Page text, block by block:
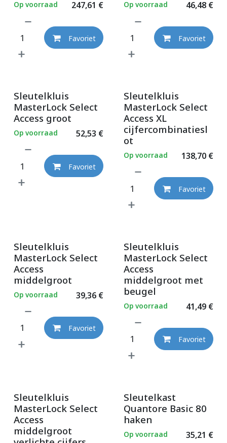
247,61 €
Op voorraad
Favoriet
46,48€
Op voorraad
Favoriet
Sleutelkluis
MasterLock Select
Access groot
52,53 €
Op voorraad
Favoriet
Sleutelkluis
MasterLock Select
Access XL
cijfercombinatiesl
ot
138,70€
Op voorraad
Favoriet
Sleutelkluis
MasterLock Select
Access
middelgroot
39,36€
Op voorraad
Favoriet
Sleutelkluis
MasterLock Select
Access
middelgroot met
beugel
41,49€
Op voorraad
Favoriet
Sleutelkluis
MasterLock Select
Access
middelgroot
Sleutelkast
Quantore Basic 80
haken
35,21 €
Op voorraad